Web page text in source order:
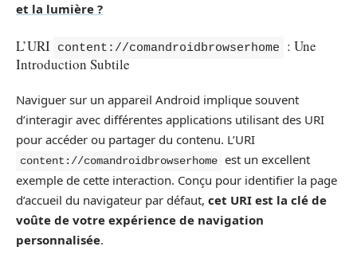
et la lumière ?
L’URI content://comandroidbrowserhome
: Une
Introduction Subtile
Naviguer sur un appareil Android implique souvent
d’interagir avec différentes applications utilisant des URI
pour accéder ou partager du contenu. L’URI
content://comandroidbrowserhome est un excellent
exemple de cette interaction. Conçu pour identifier la page
d’accueil du navigateur par défaut, cet URI est la clé de
voûte de votre expérience de navigation
personnalisée.